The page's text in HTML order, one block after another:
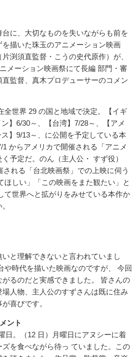
に、大切なものを失いながらも前を
描いた珠玉のアニメーション映画
片渕須直監督・こうの史代原作）が、
メーション映画祭にて長編 部門・審
監督、真木プロデューサーのコメン
世界 29 の国と地域で決定。【イギ
】6/30～、【台湾】7/28～、【アメ
】9/13～、に公開を予定している本
からアメリカで開催される「アニメ
予定だ。のん（主人公・ すず役）
される「台北映画祭」での上映に伺う
ほしい」「この映画をまた観たい」と
て世界へと拡がりをみせている本作か
と理解できないと言われていまし
や時代を描いた映画なのですが、 今回
るのだと実感できました。 皆さんの
人物、主人公のすずさんは既に住み
喜びです。
ント
日。（12 日）月曜日にアヌシーに着
を食べながら待っ ていました。この